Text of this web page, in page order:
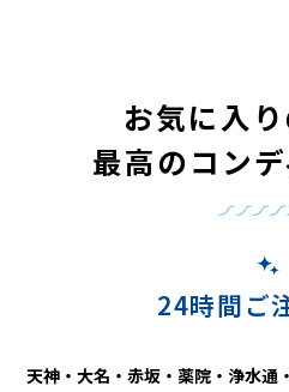
お気に入
最高のコン
24時間ご
天神・大名・赤坂・薬院・浄水通